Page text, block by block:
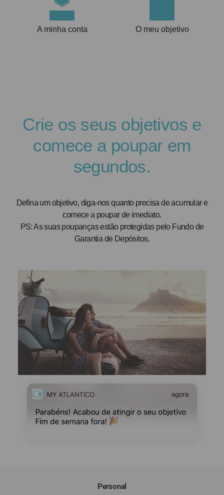
A minha conta O meu objetivo
Crie os seus objetivos e
comece a poupar em
segundos.
Defina um objetivo, diga-nos quanto precisa de acumular e
comece a poupar de imediato.
PS: As suas poupanças estão protegidas pelo Fundo de
Garantia de Depósitos.
Personal